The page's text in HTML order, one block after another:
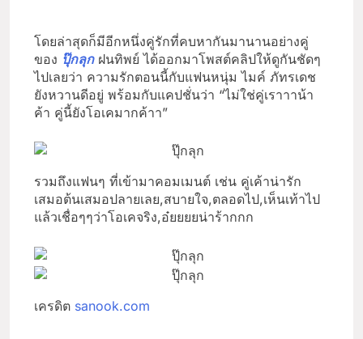
โดยล่าสุดก็มีอีกหนึ่งคู่รักที่คบหากันมานานอย่างคู่
ของ ปุ๊กลุกฝนทิพย์ ได้ออกมาโพสต์คลิปให้ดูกันชัดๆ
ไปเลยว่า ความรักตอนนี้กับแฟนหนุ่ม ไมค์ ภัทรเดช
ยังหวานดีอยู่ พร้อมกับแคปชั่นว่า “ไม่ใช่คู่เราาาน้า
ค้า คู่นี้ยังโอเคมากค้าา”
รวมถึงแฟนๆ ที่เข้ามาคอมเมนต์ เช่น คู่เค้าน่ารัก
เสมอต้นเสมอปลายเลย,สบายใจ,ตลอดไป,เห็นเท้าไป
แล้วเชื่อๆๆว่าโอเคจริง,อ๋ยยยยน่าร้ากกก
เครดิต sanook.com